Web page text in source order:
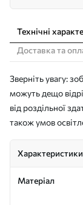
Технічні
Доставка та
Зверніть увагу:
можуть дещо
від роздільної
також умов
Характеристики
Матеріал